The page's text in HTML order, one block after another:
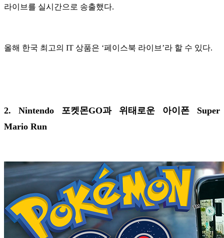
라이브를 실시간으로 송출했다.
올해 한국 최고의 IT 상품은 ‘페이스북 라이브’라 할 수 있다.
2. Nintendo 포켓몬GO과 위태로운 아이폰 Super
Mario Run